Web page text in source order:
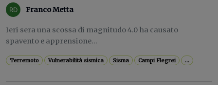
Franco Metta
Ieri sera una scossa di magnitudo 4.0 ha causato
spavento e apprensione...
Terremoto Vulnerabilità sismica Sisma Campi Flegrei ...